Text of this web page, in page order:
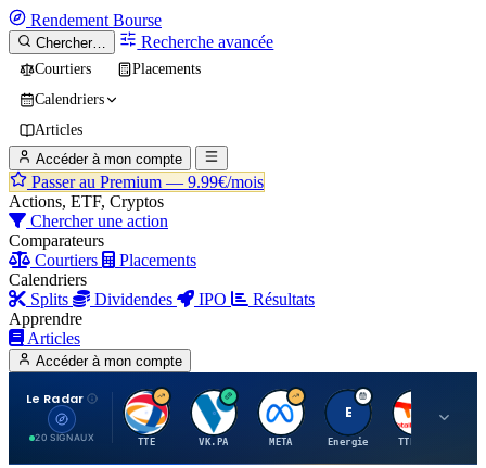
Rendement Bourse
Chercher… Recherche avancée
Courtiers
Placements
Calendriers
Articles
Accéder à mon compte
Passer au Premium — 9.99€/mois
Actions, ETF, Cryptos
Chercher une action
Comparateurs
Courtiers
Placements
Calendriers
Splits
Dividendes IPO
Résultats
Apprendre
Articles
Accéder à mon compte
Le Radar
20 SIGNAUX
T
TTE
V
VK.PA
M
META
E
Energie
T
TTE.PA